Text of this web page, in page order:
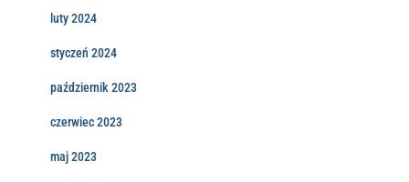
luty 2024
styczeń 2024
październik 2023
czerwiec 2023
maj 2023